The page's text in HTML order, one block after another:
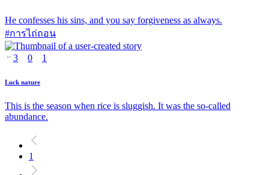
He confesses his sins, and you say forgiveness as always.
#การไถ่ถอน
3 0 1
Luck nature
This is the season when rice is sluggish. It was the so-called
abundance.
1